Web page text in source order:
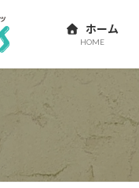
ホーム
HOME